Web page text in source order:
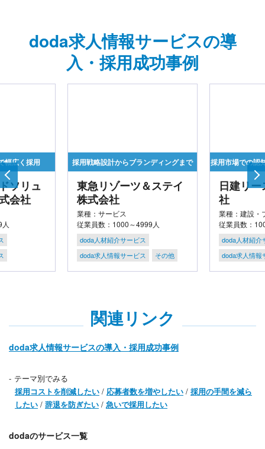
doda求人情報サービスの導
入・採用成功事例
幅広く採用
ソリュ
会社
採用戦略設計からブランディングまで
東急リゾーツ＆ステイ
株式会社
業種：サービス
従業員数：1000～4999人
doda人材紹介サービス
doda求人情報サービス
その他
採用市場での認
日建リ
社
業種：建設・
従業員数：
doda人材紹介
doda求人情報
関連リンク
doda求人情報サービスの導入・採用成功事例
テーマ別でみる
採用コストを削減したい / 応募者数を増やしたい / 採用の手間を減ら
したい / 辞退を防ぎたい / 急いで採用したい
dodaのサービス一覧